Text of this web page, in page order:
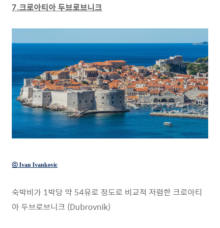
7.크로아티아 두브로브니크
ⓒ Ivan Ivankovic
숙박비가 1박당 약 54유로 정도로 비교적 저렴한 크로아티
아 두브로브니크 (Dubrovnik)